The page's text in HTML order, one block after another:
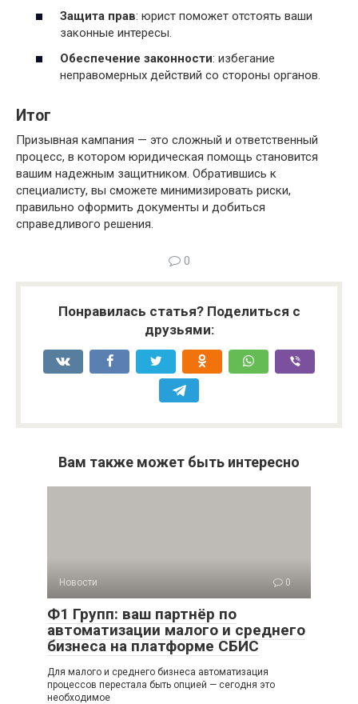
Защита прав: юрист поможет отстоять ваши
законные интересы.
Обеспечение законности: избегание
неправомерных действий со стороны органов.
Итог
Призывная кампания — это сложный и ответственный
процесс, в котором юридическая помощь становится
вашим надежным защитником. Обратившись к
специалисту, вы сможете минимизировать риски,
правильно оформить документы и добиться
справедливого решения.
0
Понравилась статья? Поделиться с
друзьями:
Вам также может быть интересно
Новости 0
Ф1 Групп: ваш партнёр по
автоматизации малого и среднего
бизнеса на платформе СБИС
Для малого и среднего бизнеса автоматизация
процессов перестала быть опцией — сегодня это
необходимое